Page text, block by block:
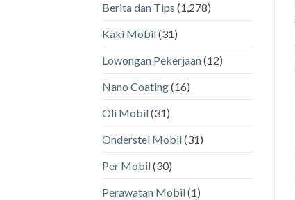
Berita dan Tips (1,278)
Kaki Mobil(31)
Lowongan Pekerjaan(12)
Nano Coating(16)
Oli Mobil(31)
Onderstel Mobil(31)
Per Mobil(30)
Perawatan Mobil(1)